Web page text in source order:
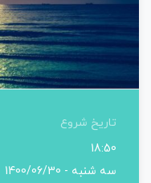
تاریخ شروع
18:50
سه شنبه - 1400/06/30